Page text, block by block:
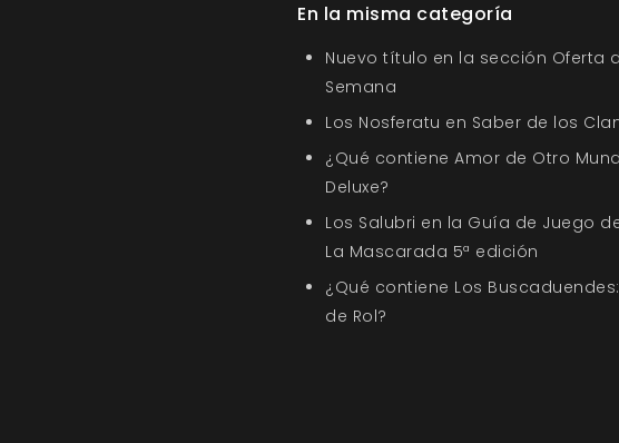
En la misma categoría
Nuevo título en la sección Oferta
Semana
Los Nosferatu en Saber de los
¿Qué contiene Amor de Otro
Deluxe?
Los Salubri en la Guía de Juego
La Mascarada 5ª edición
¿Qué contiene Los
de Rol?